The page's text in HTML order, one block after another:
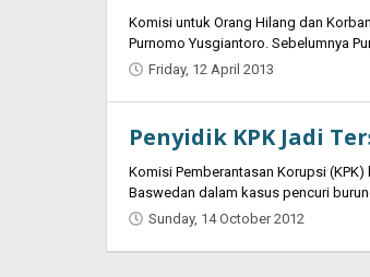
Komisi untuk Orang Hilang dan
Purnomo Yusgiantoro. Sebelumnya
Friday, 12 April 2013
Penyidik KPK Jadi
Komisi Pemberantasan Korupsi
Baswedan dalam kasus pencuri
Sunday, 14 October 2012